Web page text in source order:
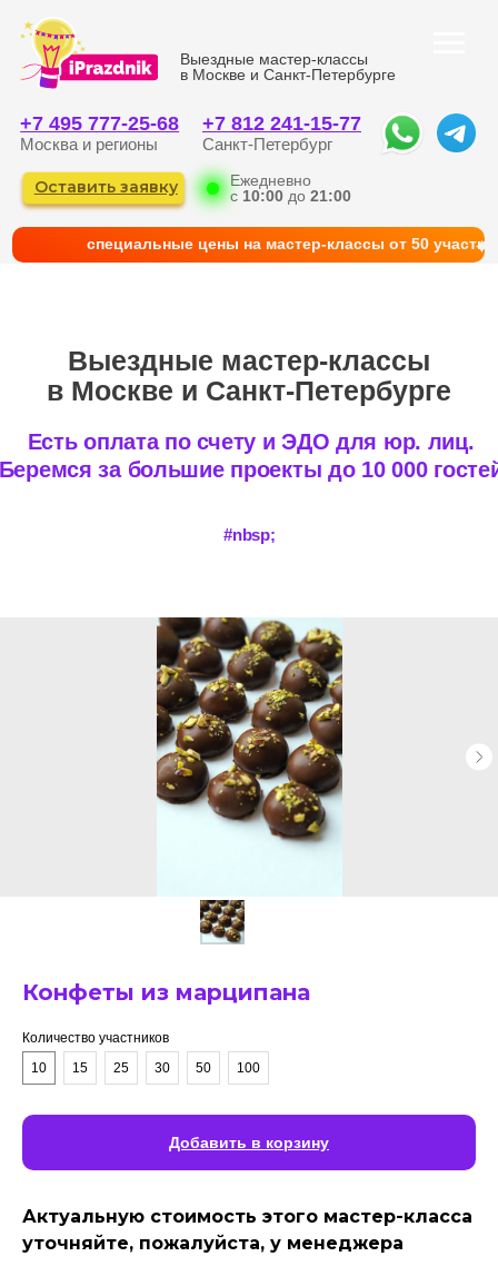
ФОТО И КЕЙСЫ
+7 495 777-25-68
КОРПОРАТИВНЫМ КЛИЕНТАМ
Оставить заявку
Ежедневно
до21:00
в Москве и Санкт-Петербурге
cпециальные цены на мастер-классы от 50
Выездные мастер-классы
#nbsp;
Конфеты из марципана
Количество участников
10
15 25 30 50 100
Добавить в корзину
Актуальную стоимость этого мастер-класса
уточняйте, пожалуйста, у менеджера